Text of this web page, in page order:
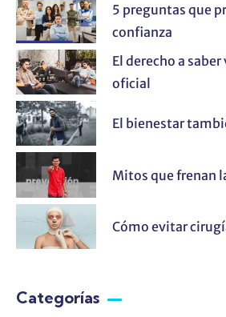
5 preguntas que
confianza
El derecho a
oficial
El bienestar
Mitos que frenan
Cómo evitar
Categorías